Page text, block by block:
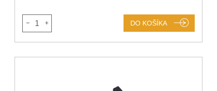
1 DO KOŠÍKA